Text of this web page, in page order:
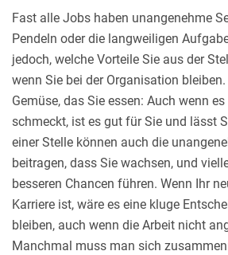
Fast alle Jobs haben unangenehme
Pendeln oder die langweiligen
jedoch, welche Vorteile Sie aus der
wenn Sie bei der Organisation
Gemüse, das Sie essen: Auch wenn
schmeckt, ist es gut für Sie und lässt
einer Stelle können auch die
beitragen, dass Sie wachsen, und
besseren Chancen führen. Wenn Ihr
Karriere ist, wäre es eine kluge
bleiben, auch wenn die Arbeit nicht
Manchmal muss man sich